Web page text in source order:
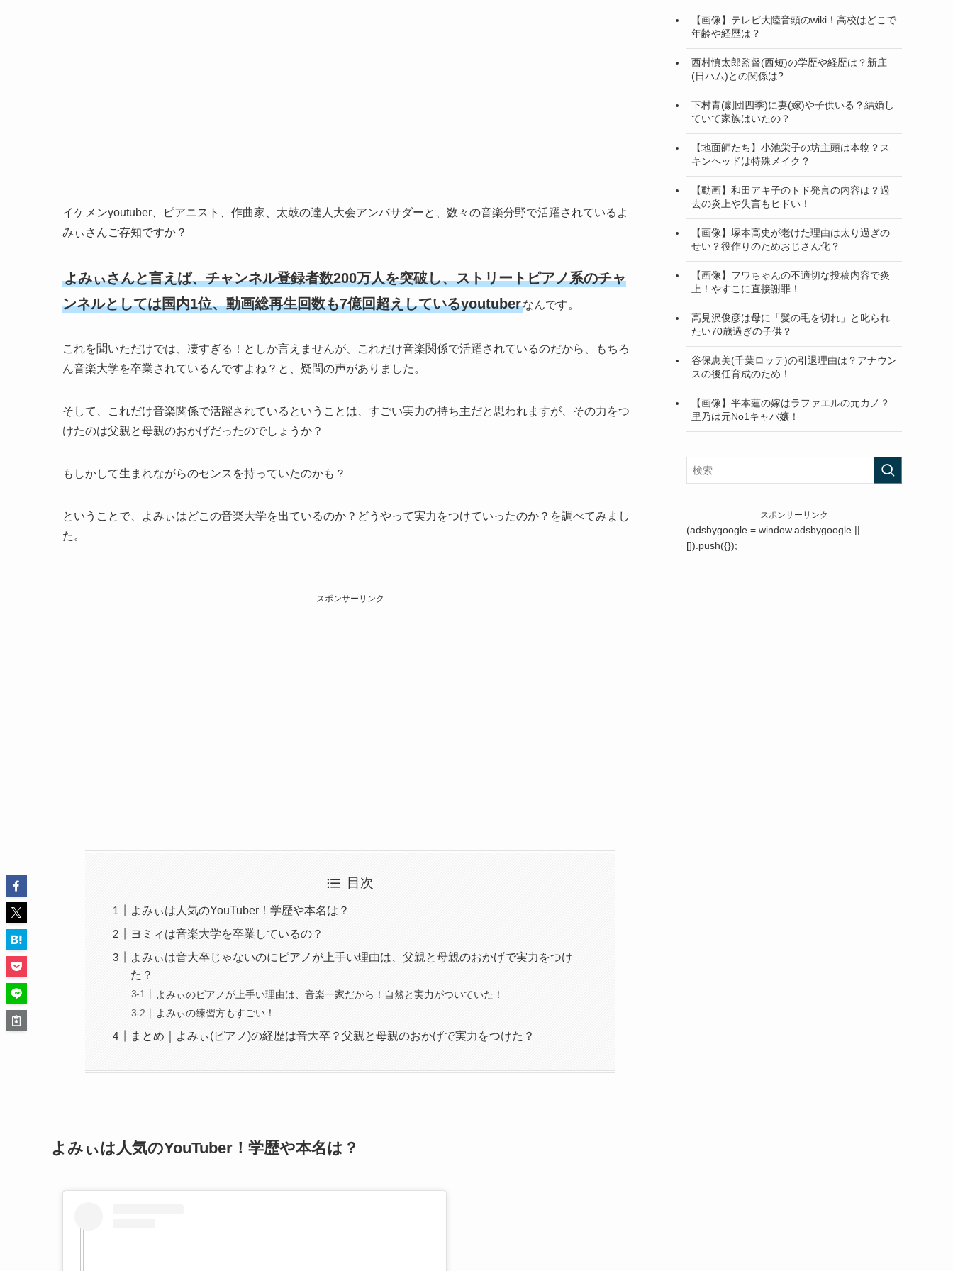
イケメンyoutuber、ピアニスト、作曲家、太鼓の達人大会アンバサダーと、数々の音楽分野で活躍されているよ
みぃさんご存知ですか？
よみぃさんと言えば、チャンネル登録者数200万人を突破し、ストリートピアノ系のチャ
ンネルとしては国内1位、動画総再生回数も7億回超えしているyoutuberなんです。
これを聞いただけでは、凄すぎる！としか言えませんが、これだけ音楽関係で活躍されているのだから、もちろ
ん音楽大学を卒業されているんですよね？と、疑問の声がありました。
そして、これだけ音楽関係で活躍されているということは、すごい実力の持ち主だと思われますが、その力をつ
けたのは父親と母親のおかげだったのでしょうか？
もしかして生まれながらのセンスを持っていたのかも？
ということで、よみぃはどこの音楽大学を出ているのか？どうやって実力をつけていったのか？を調べてみまし
た。
スポンサーリンク
目次
よみぃは人気のYouTuber！学歴や本名は？
ヨミィは音楽大学を卒業しているの？
よみぃは音大卒じゃないのにピアノが上手い理由は、父親と母親のおかげで実力をつけ
た？
よみぃのピアノが上手い理由は、音楽一家だから！自然と実力がついていた！
よみぃの練習方もすごい！
まとめ｜よみぃ(ピアノ)の経歴は音大卒？父親と母親のおかげで実力をつけた？
よみぃは人気のYouTuber！学歴や本名は？
【画像】テレビ大陸音頭のwiki！高校はどこで
年齢や経歴は？
西村慎太郎監督(西短)の学歴や経歴は？新庄
(日ハム)との関係は?
下村青(劇団四季)に妻(嫁)や子供いる？結婚し
ていて家族はいたの？
【地面師たち】小池栄子の坊主頭は本物？ス
キンヘッドは特殊メイク？
【動画】和田アキ子のトド発言の内容は？過
去の炎上や失言もヒドい！
【画像】塚本高史が老けた理由は太り過ぎの
せい？役作りのためおじさん化？
【画像】フワちゃんの不適切な投稿内容で炎
上！やすこに直接謝罪！
高見沢俊彦は母に「髪の毛を切れ」と叱られ
たい70歳過ぎの子供？
谷保恵美(千葉ロッテ)の引退理由は？アナウン
スの後任育成のため！
【画像】平本蓮の嫁はラファエルの元カノ？
里乃は元No1キャバ嬢！
スポンサーリンク
(adsbygoogle = window.adsbygoogle ||
[]).push({});